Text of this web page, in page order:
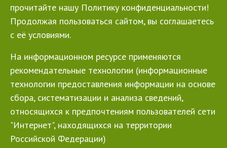
прочитайте нашу Политику конфиденциальности!
Продолжая пользоваться сайтом, вы соглашаетесь
с её условиями.
На информационном ресурсе применяются
рекомендательные технологии (информационные
технологии предоставления информации на основе
сбора, систематизации и анализа сведений,
относящихся к предпочтениям пользователей сети
"Интернет", находящихся на территории
Российской Федерации)